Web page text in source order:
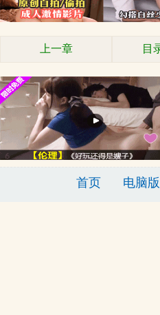
上一章 目
首页 电脑版